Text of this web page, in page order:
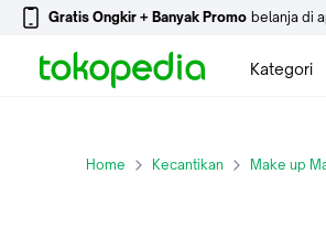
Gratis Ongkir + Banyak Promo belanja di
Kategori
penjepit bulu mata , pelentik
Home Kecantikan Make up